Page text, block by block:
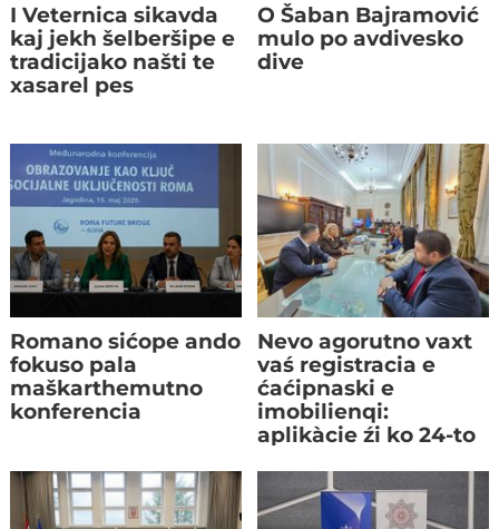
I Veternica sikavda
kaj jekh šelberšipe e
tradicijako našti te
xasarel pes
O Šaban Bajramović
mulo po avdivesko
dive
Romano sićope ando
fokuso pala
maškarthemutno
konferencia
Nevo agorutno vaxt
vaś registracia e
ćaćipnaski e
imobilienqi:
aplikàcie źi ko 24-to